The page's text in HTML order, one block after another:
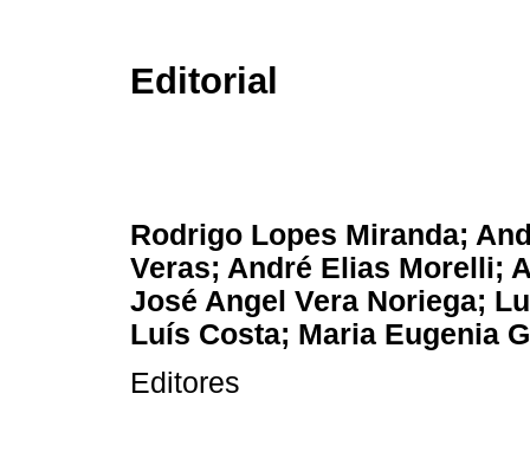
Editorial
Rodrigo Lopes Miranda;
Veras; André Elias Morelli;
José Angel Vera Noriega;
Luís Costa; Maria Eugenia
Editores